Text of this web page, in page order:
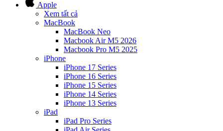
Apple
Xem tất cả
MacBook
MacBook Neo
Macbook Air M5 2026
Macbook Pro M5 2025
iPhone
iPhone 17 Series
iPhone 16 Series
iPhone 15 Series
iPhone 14 Series
iPhone 13 Series
iPad
iPad Pro Series